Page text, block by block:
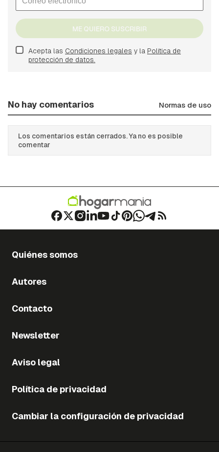
ME QUIERO SUSCRIBIR
Acepta las Condiciones legales y la Política de
protección de datos.
No hay comentarios Normas de uso
Los comentarios están cerrados. Ya no es posible
comentar
Quiénes somos
Autores
Contacto
Newsletter
Aviso legal
Política de privacidad
Cambiar la configuración de privacidad